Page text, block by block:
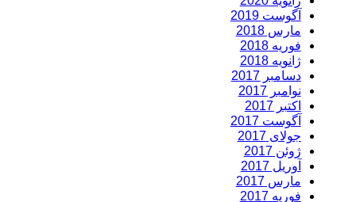
آگوست 2019
مارس 2018
فوریه 2018
ژانویه 2018
دسامبر 2017
نوامبر 2017
اکتبر 2017
آگوست 2017
جولای 2017
ژوئن 2017
آوریل 2017
مارس 2017
فوریه 2017